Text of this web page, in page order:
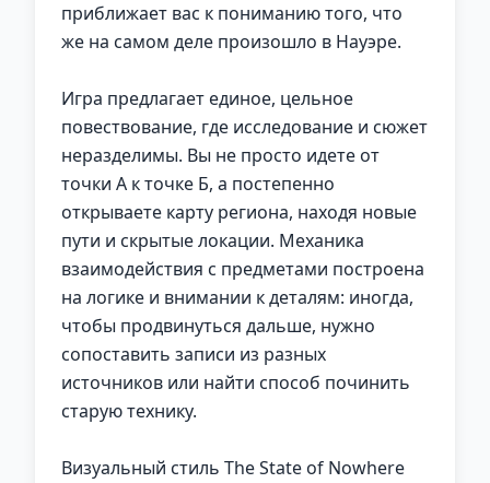
приближает вас к пониманию того, что
же на самом деле произошло в Науэре.
Игра предлагает единое, цельное
повествование, где исследование и сюжет
неразделимы. Вы не просто идете от
точки А к точке Б, а постепенно
открываете карту региона, находя новые
пути и скрытые локации. Механика
взаимодействия с предметами построена
на логике и внимании к деталям: иногда,
чтобы продвинуться дальше, нужно
сопоставить записи из разных
источников или найти способ починить
старую технику.
Визуальный стиль The State of Nowhere